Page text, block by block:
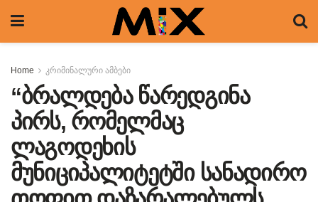
Home კრიმინალური ამბები
“ბრალდება წარედგინა
პირს, რომელმაც
ლაგოდეხის
მუნიციპალიტეტში სანადირო